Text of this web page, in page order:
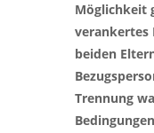
Möglichkeit
verankertes
beiden
Trennung